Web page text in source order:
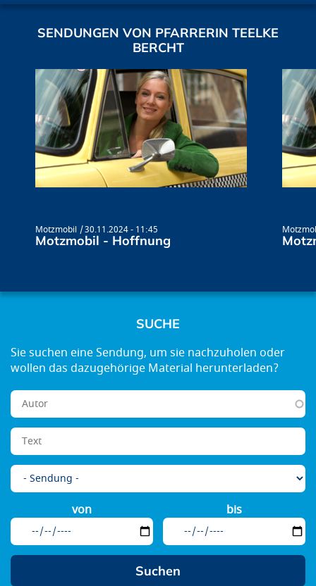
SENDUNGEN VON PFARRERIN TEELKE
BERCHT
Motzmobil 30.11.2024 - 11:45
Motzmobil - Hoffnung
SUCHE
von bis